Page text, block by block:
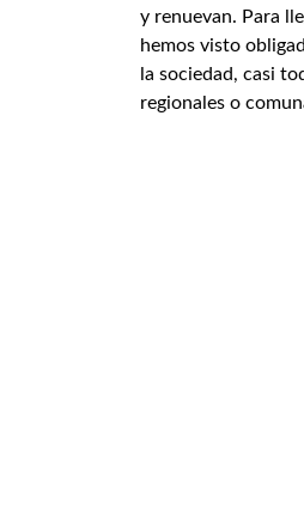
y renuevan. Para
hemos visto
la sociedad, casi
regionales o